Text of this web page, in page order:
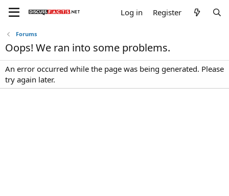
Log in Register
Forums
Oops! We ran into some problems.
An error occurred while the page was being generated. Please
try again later.